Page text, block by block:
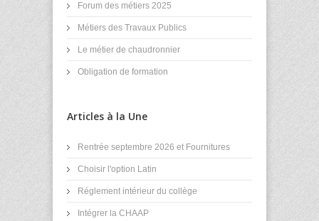
Forum des métiers 2025
Métiers des Travaux Publics
Le métier de chaudronnier
Obligation de formation
Articles à la Une
Rentrée septembre 2026 et Fournitures
Choisir l'option Latin
Réglement intérieur du collège
Intégrer la CHAAP